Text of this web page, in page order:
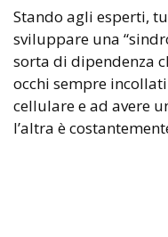
Stando agli esperti,
sviluppare una
sorta di dipendenza
occhi sempre
cellulare e ad avere
l’altra è